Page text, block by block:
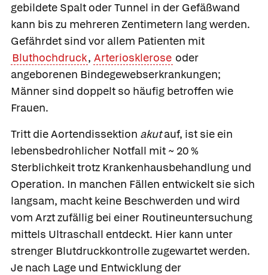
gebildete Spalt oder Tunnel in der Gefäßwand
kann bis zu mehreren Zentimetern lang werden.
Gefährdet sind vor allem Patienten mit
Bluthochdruck, Arteriosklerose oder
angeborenen Bindegewebserkrankungen;
Männer sind doppelt so häufig betroffen wie
Frauen.
Tritt die Aortendissektion akutauf, ist sie ein
lebensbedrohlicher Notfall mit ~ 20 %
Sterblichkeit trotz Krankenhausbehandlung und
Operation. In manchen Fällen entwickelt sie sich
langsam, macht keine Beschwerden und wird
vom Arzt zufällig bei einer Routineuntersuchung
mittels Ultraschall entdeckt. Hier kann unter
strenger Blutdruckkontrolle zugewartet werden.
Je nach Lage und Entwicklung der